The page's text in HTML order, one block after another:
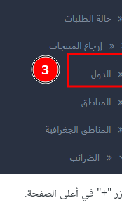
"+" في أعلى الصفحة.